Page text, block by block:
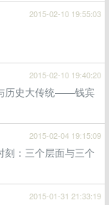
2015-02-10 19:55:03
2015-02-10 19:40:20
历史大传统——钱宾
2015-02-04 19:15:09
刻：三个层面与三个
2015-01-31 21:33:19